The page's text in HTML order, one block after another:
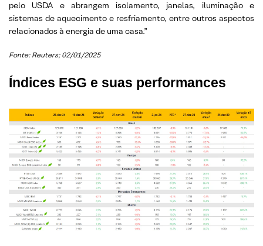
pelo USDA e abrangem isolamento, janelas, iluminação e
sistemas de aquecimento e resfriamento, entre outros aspectos
relacionados à energia de uma casa.”
Fonte: Reuters; 02/01/2025
Índices ESG e suas performances